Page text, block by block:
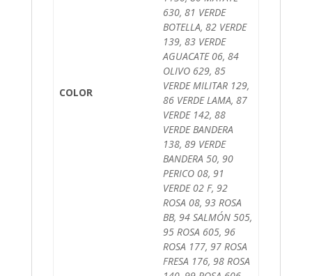
COLOR
630, 81 VERDE
BOTELLA, 82 VERDE
139, 83 VERDE
AGUACATE 06, 84
OLIVO 629, 85
VERDE MILITAR 129,
86 VERDE LAMA, 87
VERDE 142, 88
VERDE BANDERA
138, 89 VERDE
BANDERA 50, 90
PERICO 08, 91
VERDE 02 F, 92
ROSA 08, 93 ROSA
BB, 94 SALMÓN 505,
95 ROSA 605, 96
ROSA 177, 97 ROSA
FRESA 176, 98 ROSA